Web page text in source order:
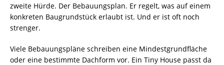
zweite Hürde. Der Bebauungsplan. Er regelt, was auf einem
konkreten Baugrundstück erlaubt ist. Und er ist oft noch
strenger.
Viele Bebauungspläne schreiben eine Mindestgrundfläche
oder eine bestimmte Dachform vor. Ein Tiny House passt da